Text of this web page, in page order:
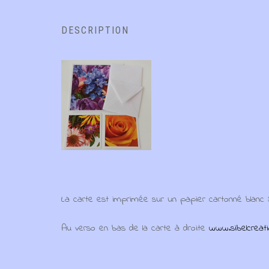
DESCRIPTION
La carte est imprimée sur un papier cartonné blanc
Au verso en bas de la carte à droite